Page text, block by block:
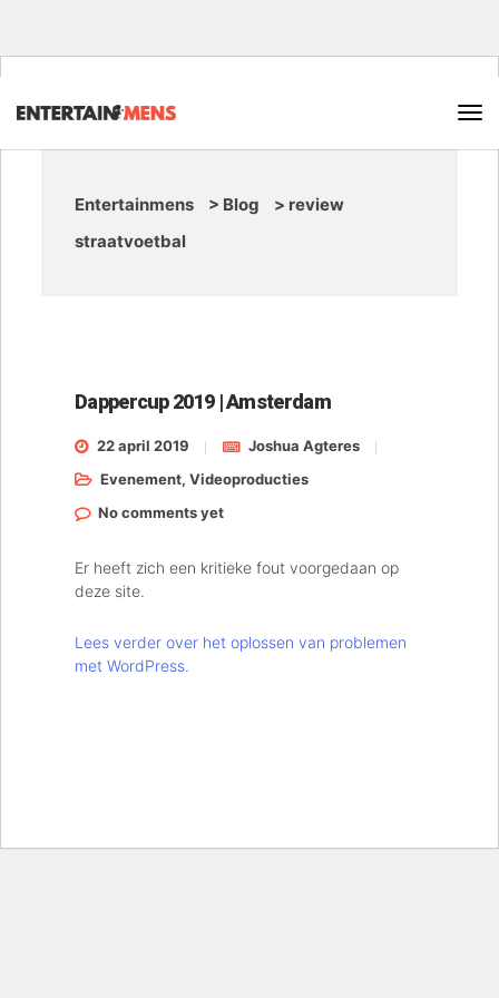
Entertainmens > Blog > review
straatvoetbal
Dappercup 2019 | Amsterdam
22 april 2019
Joshua Agteres
Evenement, Videoproducties
No comments yet
Er heeft zich een kritieke fout voorgedaan op
deze site.
Lees verder over het oplossen van problemen
met WordPress.